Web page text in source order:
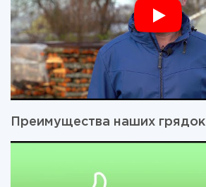
Преимущества наших грядок